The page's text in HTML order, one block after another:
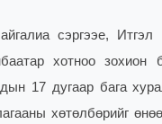
сэргээе,
хотноо зохион
17 дугаар бага
хөтөлбөрийг